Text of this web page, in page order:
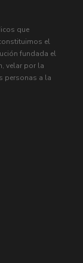
que
el
fundada el
velar por la
personas a la